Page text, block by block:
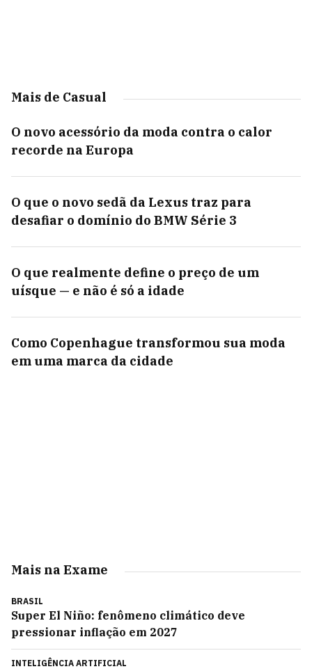
Mais de Casual
O novo acessório da moda contra o calor
recorde na Europa
O que o novo sedã da Lexus traz para
desafiar o domínio do BMW Série 3
O que realmente define o preço de um
uísque — e não é só a idade
Como Copenhague transformou sua moda
em uma marca da cidade
Mais na Exame
BRASIL
Super El Niño: fenômeno climático deve
pressionar inflação em 2027
INTELIGÊNCIA ARTIFICIAL